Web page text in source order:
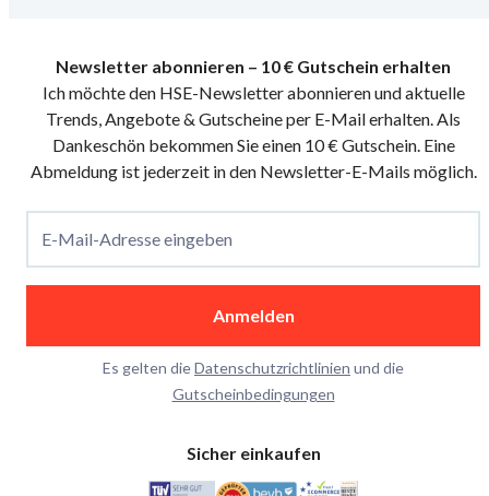
Newsletter abonnieren – 10 € Gutschein erhalten
Ich möchte den HSE-Newsletter abonnieren und aktuelle
Trends, Angebote & Gutscheine per E-Mail erhalten. Als
Dankeschön bekommen Sie einen 10 € Gutschein. Eine
Abmeldung ist jederzeit in den Newsletter-E-Mails möglich.
E-Mail-Adresse eingeben
Anmelden
Es gelten dieDatenschutzrichtlinien und die
Gutscheinbedingungen
Sicher einkaufen